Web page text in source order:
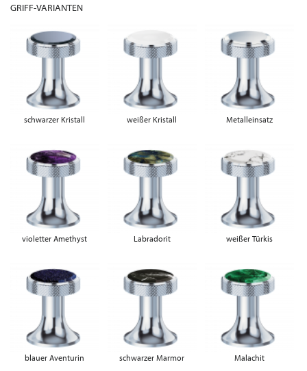
GRIFF-VARIANTEN
schwarzer Kristall weißer Kristall Metalleinsatz
violetter Amethyst Labradorit weißer Türkis
blauer Aventurin schwarzer Marmor Malachit